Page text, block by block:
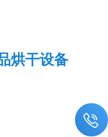
烘干设备